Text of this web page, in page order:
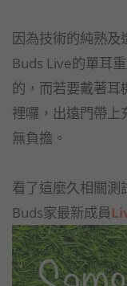
因為技術的純熟及
Buds Live的單耳
的，而若要戴著耳
裡囉，出遠門帶上
無負擔。
看了這麼久相關測
Buds家最新成員